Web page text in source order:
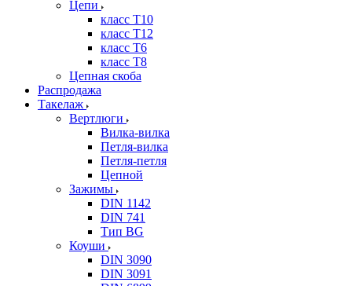
Цепи
класс Т10
класс Т12
класс Т6
класс Т8
Цепная скоба
Распродажа
Такелаж
Вертлюги
Вилка-вилка
Петля-вилка
Петля-петля
Цепной
Зажимы
DIN 1142
DIN 741
Тип BG
Коуши
DIN 3090
DIN 3091